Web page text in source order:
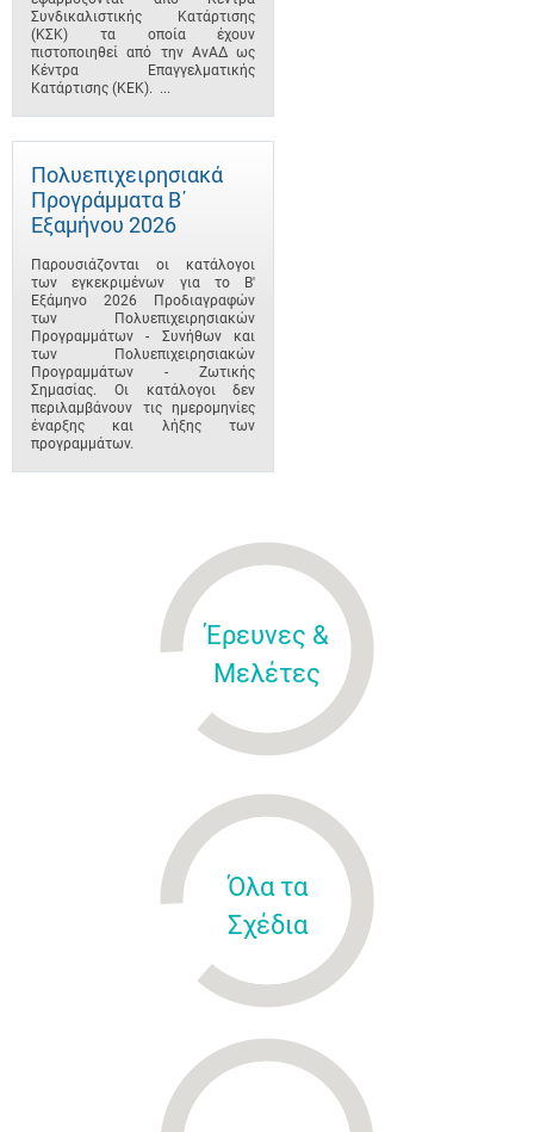
Συνδικαλιστικής Κατάρτισης
(ΚΣΚ) τα οποία έχουν
πιστοποιηθεί από την ΑνΑΔ ως
Κέντρα Επαγγελματικής
Κατάρτισης (ΚΕΚ). ...
Πολυεπιχειρησιακά
Προγράμματα B΄
Εξαμήνου 2026
Παρουσιάζονται οι κατάλογοι
των εγκεκριμένων για το B'
Εξάμηνο 2026 Προδιαγραφών
των Πολυεπιχειρησιακών
Προγραμμάτων - Συνήθων και
των Πολυεπιχειρησιακών
Προγραμμάτων - Ζωτικής
Σημασίας. Οι κατάλογοι δεν
περιλαμβάνουν τις ημερομηνίες
έναρξης και λήξης των
προγραμμάτων.
Έρευνες &
Μελέτες
Όλα τα
Σχέδια